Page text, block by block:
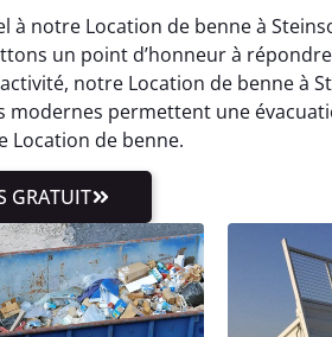
à notre Location de benne à
un point d’honneur à
notre Location de benne à
modernes permettent une
Location de benne.
GRATUIT